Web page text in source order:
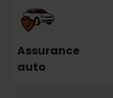
Assurance
auto